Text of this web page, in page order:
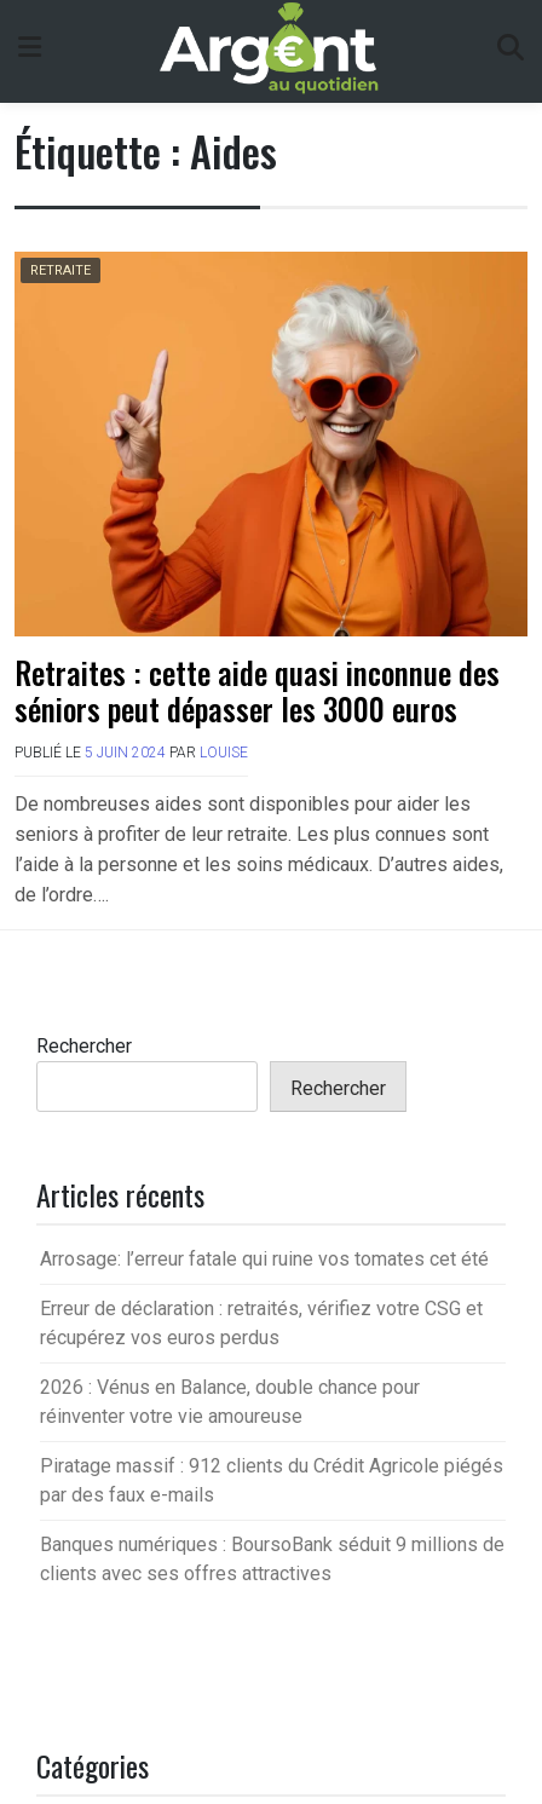
Étiquette :Aides
RETRAITE
Retraites : cette aide quasi inconnue des
séniors peut dépasser les 3000 euros
PUBLIÉ LE 5 JUIN 2024 PAR LOUISE
De nombreuses aides sont disponibles pour aider les
seniors à profiter de leur retraite. Les plus connues sont
l’aide à la personne et les soins médicaux. D’autres aides,
de l’ordre….
Rechercher
Rechercher
Articles récents
Arrosage: l’erreur fatale qui ruine vos tomates cet été
Erreur de déclaration : retraités, vérifiez votre CSG et
récupérez vos euros perdus
2026 : Vénus en Balance, double chance pour
réinventer votre vie amoureuse
Piratage massif : 912 clients du Crédit Agricole piégés
par des faux e-mails
Banques numériques : BoursoBank séduit 9 millions de
clients avec ses offres attractives
Catégories